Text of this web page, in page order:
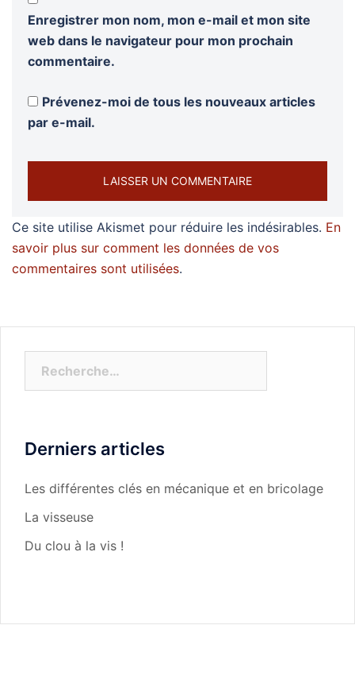
Enregistrer mon nom, mon e-mail et mon site
web dans le navigateur pour mon prochain
commentaire.
Prévenez-moi de tous les nouveaux articles
par e-mail.
Ce site utilise Akismet pour réduire les indésirables. En
savoir plus sur comment les données de vos
commentaires sont utilisées.
Derniers articles
Les différentes clés en mécanique et en bricolage
La visseuse
Du clou à la vis !